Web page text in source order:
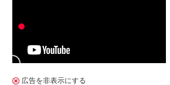
広告を非表示にする